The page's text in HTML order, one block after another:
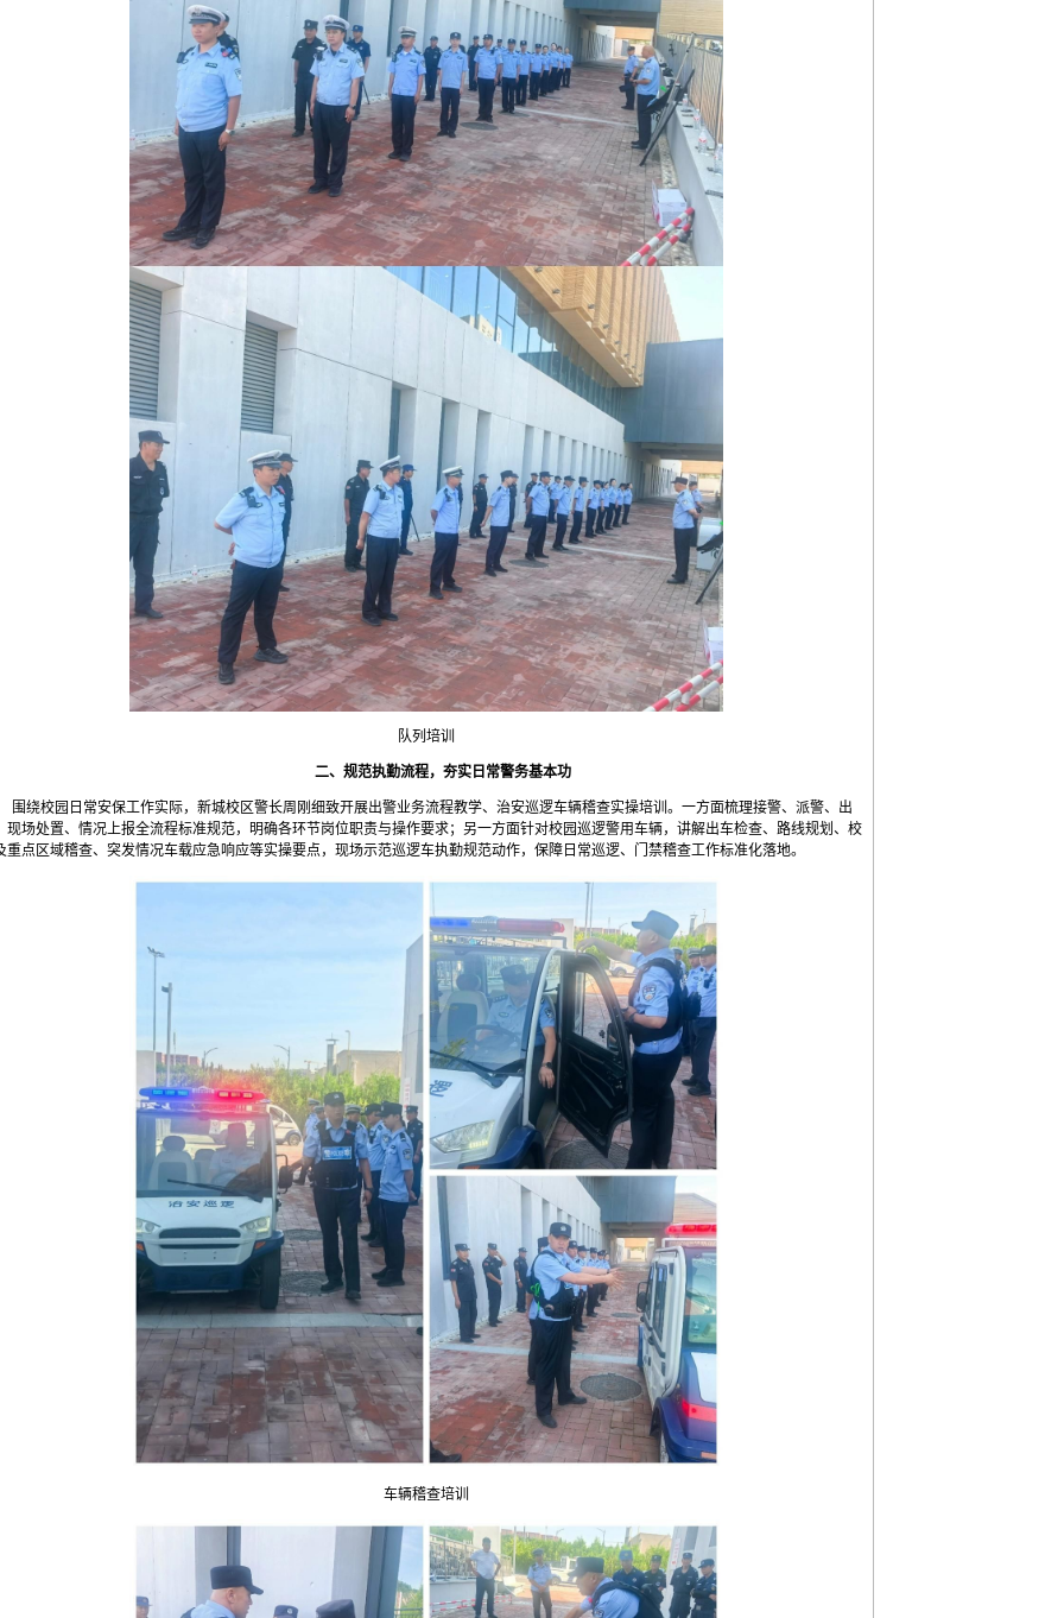
队列培训
二、规范执勤流程，夯实日常警务基本功
围绕校园日常安保工作实际，新城校区警长周刚细致开展出警业务流程教学、治安巡逻车辆稽查实操培训。一方面梳理接警、派警、出
现场处置、情况上报全流程标准规范，明确各环节岗位职责与操作要求；另一方面针对校园巡逻警用车辆，讲解出车检查、路线规划、校
重点区域稽查、突发情况车载应急响应等实操要点，现场示范巡逻车执勤规范动作，保障日常巡逻、门禁稽查工作标准化落地。
车辆稽查培训